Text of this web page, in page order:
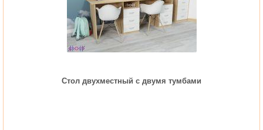
Стол двухместный с двумя тумбами